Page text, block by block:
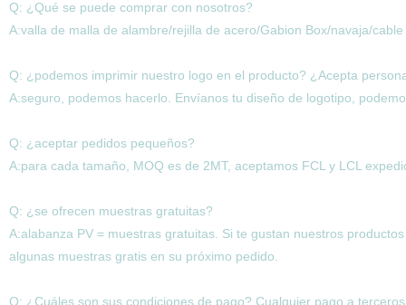
Q: ¿Qué se puede comprar con nosotros?
A:valla de malla de alambre/rejilla de acero/Gabion Box/navaja/
Q: ¿podemos imprimir nuestro logo en el producto? ¿Acepta
A:seguro, podemos hacerlo. Envíanos tu diseño de logotipo,
Q: ¿aceptar pedidos pequeños?
A:para cada tamaño, MOQ es de 2MT, aceptamos FCL y LCL
Q: ¿se ofrecen muestras gratuitas?
A:alabanza PV = muestras gratuitas. Si te gustan nuestros
algunas muestras gratis en su próximo pedido.
Q: ¿Cuáles son sus condiciones de pago? Cualquier pago a